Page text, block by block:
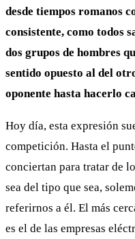
desde tiempos romanos
consistente, como todos
dos grupos de hombres
sentido opuesto al del
oponente hasta hacerlo
Hoy día, esta expresión
competición. Hasta el
conciertan para tratar de
sea del tipo que sea,
referirnos a él. El más
es el de las empresas